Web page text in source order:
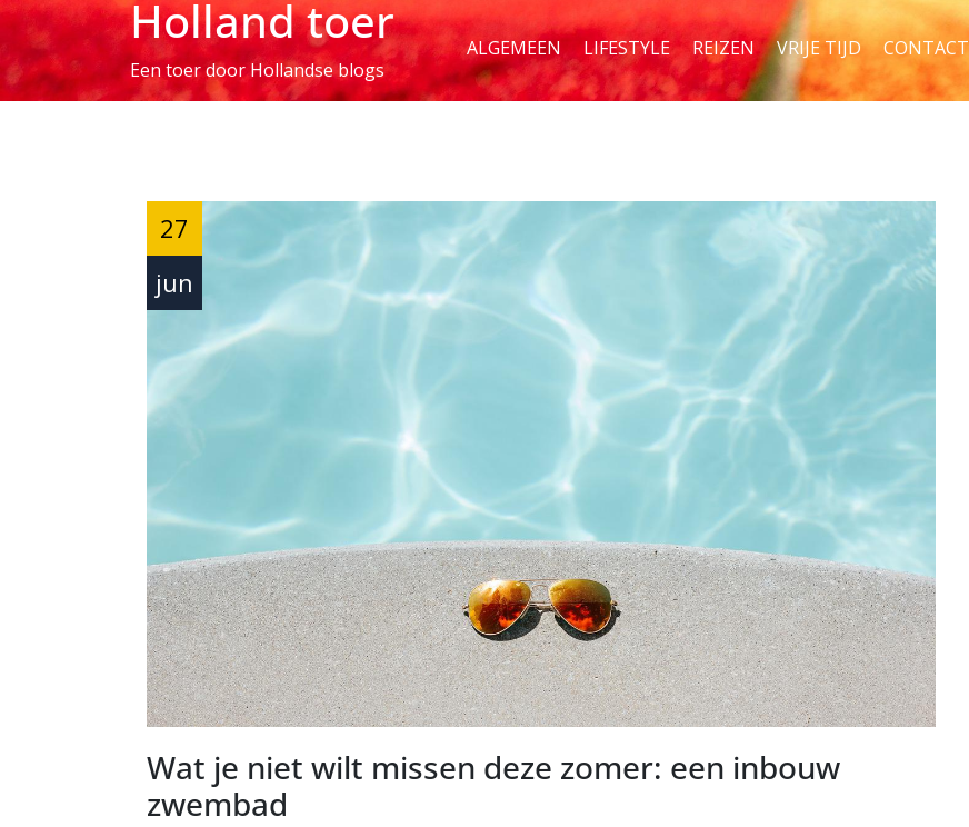
Skip
Content
Holland toer
Een toer door Hollandse blogs
ALGEMEEN LIFESTYLE REIZEN VRIJE TIJD CONTACT
27
jun
Wat je niet wilt missen deze zomer: een inbouw
zwembad